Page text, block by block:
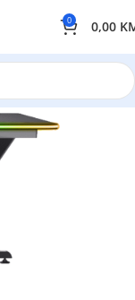
0 0,00